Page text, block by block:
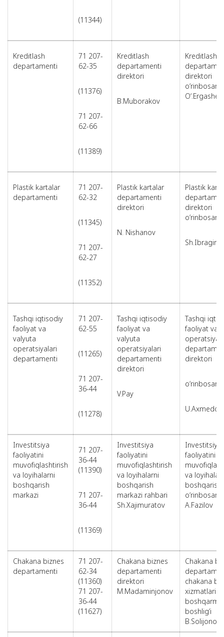
(11344)
Kreditlash
departamenti
71 207-
62-35
(11376)
71 207-
62-66
(11389)
Kreditlash
departamenti
direktori
B.Muborakov
Kreditlash
direktori
o‘rinbosari
O‘.Ergashev
Plastik kartalar
departamenti
71 207-
62-32
(11345)
71 207-
62-27
(11352)
Plastik kartalar
departamenti
direktori
N. Nishanov
Plastik
direktori
o‘rinbosari
Tashqi iqtisodiy
faoliyat va
valyuta
operatsiyalari
departamenti
71 207-
62-55
(11265)
71 207-
36-44
(11278)
Tashqi iqtisodiy
faoliyat va
valyuta
operatsiyalari
departamenti
direktori
V.Pay
Tashqi
faoliyat va
direktori
o‘rinbosari
U.Axmedov
Investitsiya
faoliyatini
muvofiqlashtirish
va loyihalarni
boshqarish
markazi
71 207-
36-44
(11390)
71 207-
36-44
(11369)
Investitsiya
faoliyatini
muvofiqlashtirish
va loyihalarni
boshqarish
markazi rahbari
Sh.Xajimuratov
Investitsiya
faoliyatini
va
boshqarish
o‘rinbosari
A.Fazilov
Chakana biznes
departamenti
71 207-
62-34
(11360)
71 207-
36-44
(11627)
Chakana biznes
departamenti
direktori
M.Madaminjonov
Chakana
chakana
xizmatlarini
boshqarma
boshlig‘i
B.Solijonov